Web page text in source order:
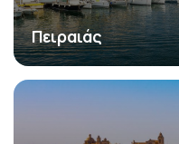
Πειραιάς